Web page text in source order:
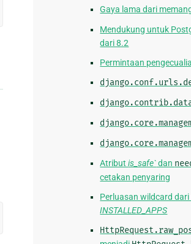
Gaya lama dari
Mendukung untuk
dari 8.2
Permintaan
Atributis_safe`dan
cetakan penyaring
Perluasan wildcard
INSTALLED_APPS